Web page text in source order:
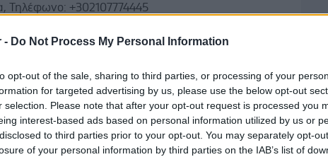
- Do Not Process My Personal Information
opt-out of the sale, sharing to third parties, or processing of your
for targeted advertising by us, please use the below opt-out
selection. Please note that after your opt-out request is processed you
interest-based ads based on personal information utilized by us or
to third parties prior to your opt-out. You may separately opt-
of your personal information by third parties on the IAB’s list of
Τηλέφωνο: +302107774445